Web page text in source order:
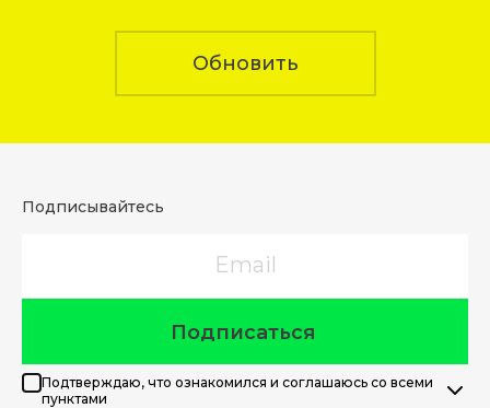
Обновить
Подписывайтесь
Подписаться
Подтверждаю, что ознакомился и соглашаюсь со всеми
пунктами